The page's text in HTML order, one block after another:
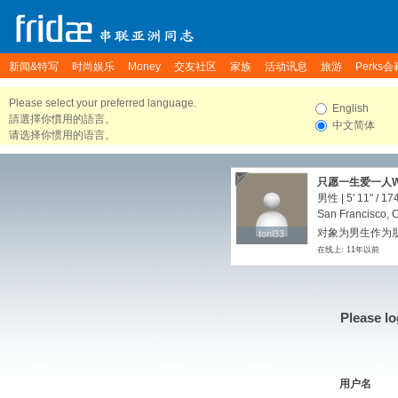
新闻&特写 时尚娱乐 Money 交友社区 家族 活动讯息 旅游 Perks会
Please select your preferred language.
請選擇你慣用的語言。
请选择你惯用的语言。
English
中文简体
tonl33
tonl33
只愿一生爱一人
男性 | 5' 11" /
San Francisco,
对象为男生作为
在线上: 11年以前
Please
用户名